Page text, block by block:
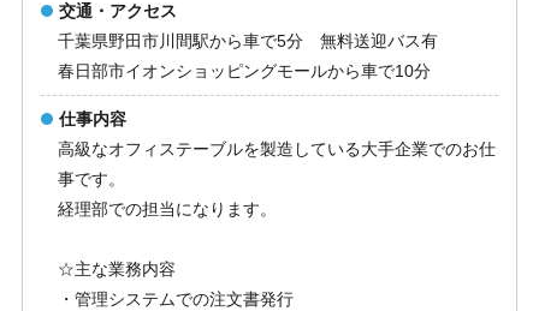
交通・アクセス
千葉県野田市川間駅から車で5分 無料送迎バス有
春日部市イオンショッピングモールから車で10分
仕事内容
高級なオフィステーブルを製造している大手企業でのお仕
事です。
経理部での担当になります。
☆主な業務内容
・管理システムでの注文書発行